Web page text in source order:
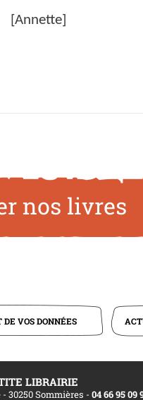
[Annette]
nos livres
VOS DONNÉES
LIBRAIRIE
30250 Sommières - 04 66 95 09